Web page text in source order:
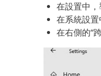
在設置中，
在系統設
在右側的“